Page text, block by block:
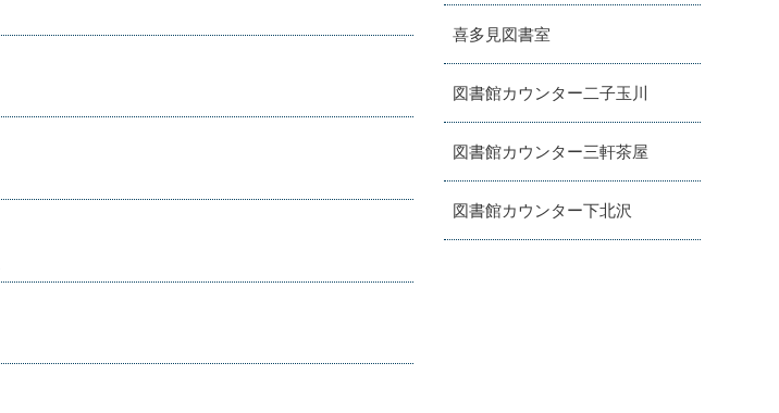
喜多見図書室
図書館カウンター二子玉川
図書館カウンター三軒茶屋
図書館カウンター下北沢